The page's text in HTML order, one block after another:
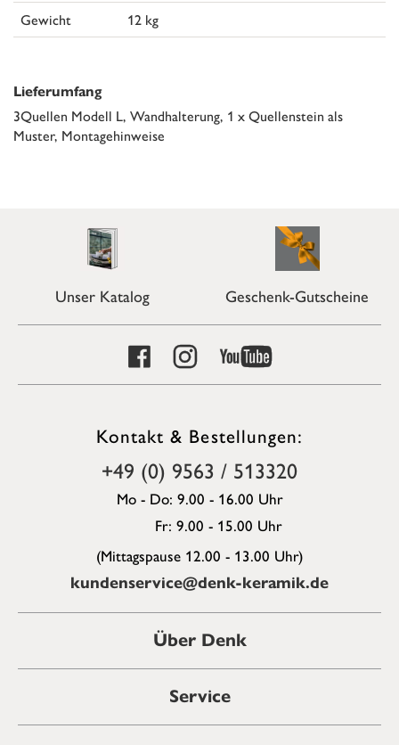
Gewicht
12 kg
Lieferumfang
3Quellen Modell L, Wandhalterung, 1 x Quellenstein als
Muster, Montagehinweise
Unser Katalog Geschenk-Gutscheine
Kontakt & Bestellungen:
+49 (0) 9563 / 513320
Mo - Do: 9.00 - 16.00 Uhr
Fr: 9.00 - 15.00 Uhr
(Mittagspause 12.00 - 13.00 Uhr)
kundenservice@denk-keramik.de
Über Denk
Service